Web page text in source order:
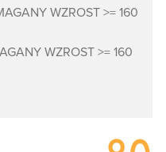
WZROST >= 160
WZROST >= 160